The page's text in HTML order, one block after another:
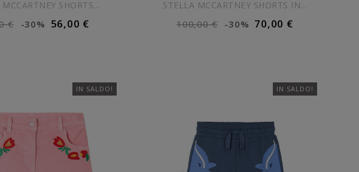
SHORTS...
€ -30% 56,00 €
AL CARRELLO
STELLA MCCARTNEY SHORTS IN...
100,00 € -30% 70,00 €
AGGIUNGI AL CARRELLO
IN SALDO! IN SALDO!